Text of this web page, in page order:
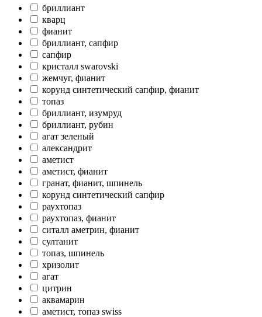
бриллиант
кварц
фианит
бриллиант, сапфир
сапфир
кристалл swarovski
жемчуг, фианит
корунд синтетический сапфир, фианит
топаз
бриллиант, изумруд
бриллиант, рубин
агат зеленый
александрит
аметист
аметист, фианит
гранат, фианит, шпинель
корунд синтетический сапфир
раухтопаз
раухтопаз, фианит
ситалл аметрин, фианит
султанит
топаз, шпинель
хризолит
агат
цитрин
аквамарин
аметист, топаз swiss